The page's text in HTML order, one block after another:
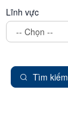
Lĩnh vực
Tìm kiếm